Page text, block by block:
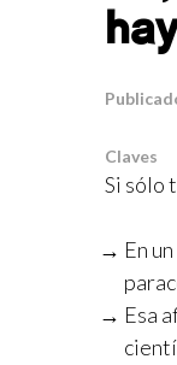
Claves
Si sólo
En
Esa